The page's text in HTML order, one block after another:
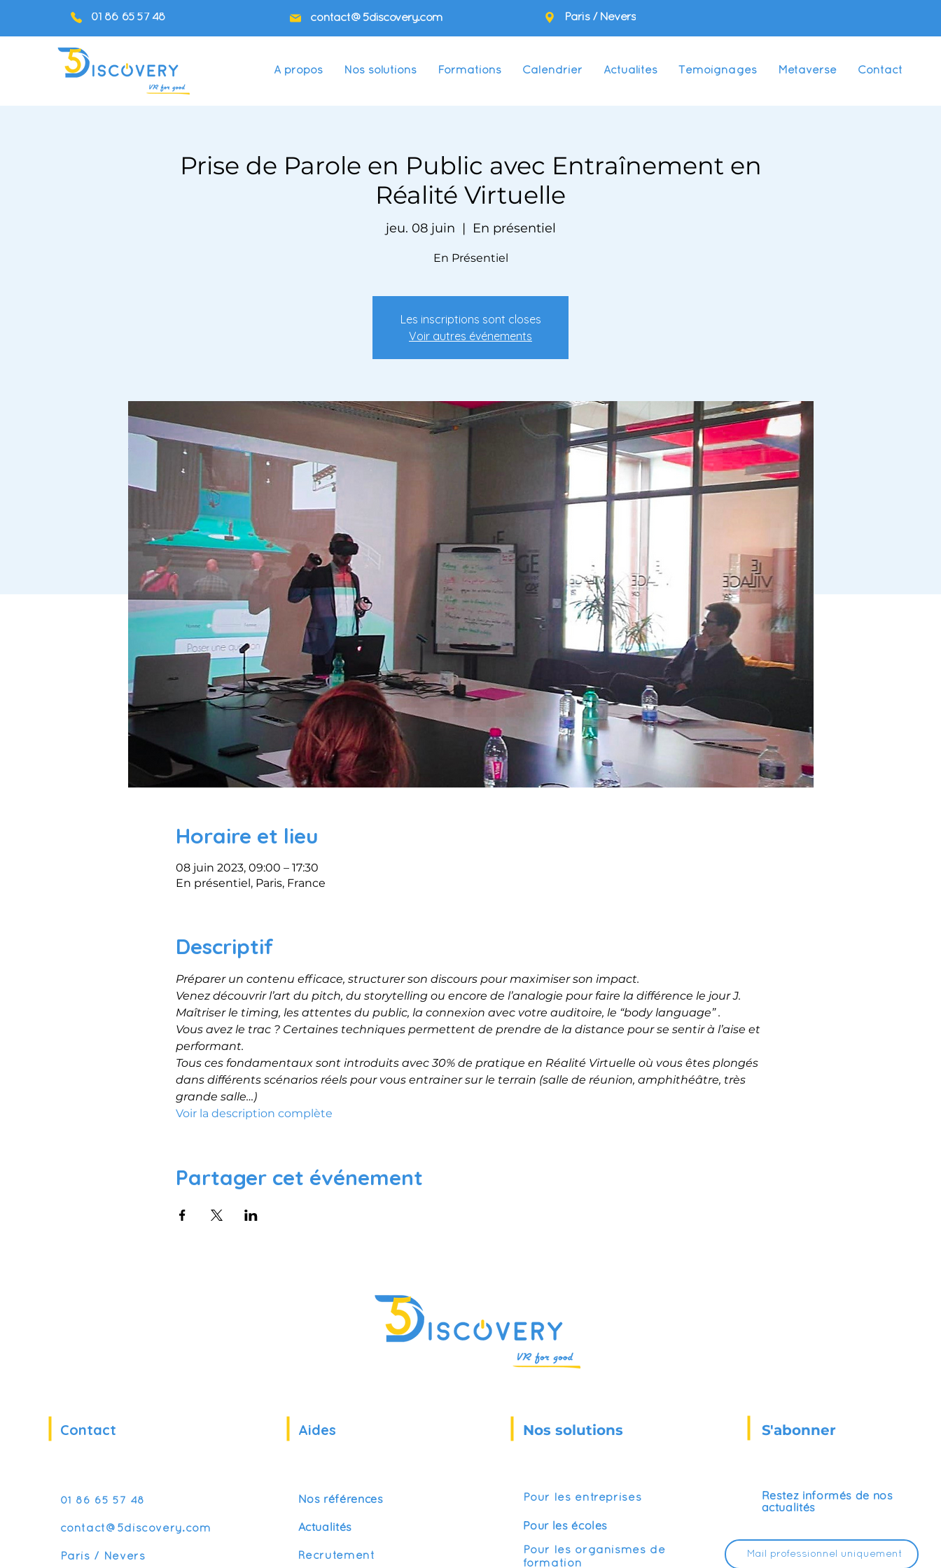
01 86 65 57 48 contact@5discovery.com Paris / Nevers
A propos Nos solutions Formations Calendrier Actualités Témoignages Metaverse Contact
Prise de Parole en Public avec Entraînement en
Réalité Virtuelle
jeu. 08 juin
  |
En présentiel
En Présentiel
Les inscriptions sont closes
Voir autres événements
Horaire et lieu
08 juin 2023, 09:00 – 17:30
En présentiel, Paris, France
Descriptif
Préparer un contenu efficace, structurer son discours pour maximiser son impact.
Venez découvrir l’art du pitch, du storytelling ou encore de l’analogie pour faire la différence le jour J.
Maîtriser le timing, les attentes du public, la connexion avec votre auditoire, le “body language” .
Vous avez le trac ? Certaines techniques permettent de prendre de la distance pour se sentir à l’aise et
performant.
Tous ces fondamentaux sont introduits avec 30% de pratique en Réalité Virtuelle où vous êtes plongés
dans différents scénarios réels pour vous entrainer sur le terrain (salle de réunion, amphithéâtre, très
grande salle…)
Voir la description complète
Partager cet événement
Contact
01 86 65 57 48
contact@5discovery.com
Paris / Nevers
Aides
Nos références
Actualités
Recrutement
Nos solutions
Pour les entreprises
Pour les écoles
Pour les organismes de
formation
S'abonner
Restez informés de nos
actualités